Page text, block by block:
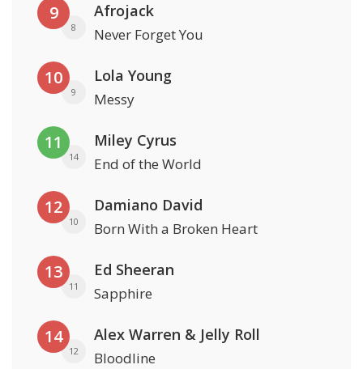
9
8
Afrojack
Never Forget You
10
9
Lola Young
Messy
11
14
Miley Cyrus
End of the World
12
10
Damiano David
Born With a Broken Heart
13
11
Ed Sheeran
Sapphire
14
12
Alex Warren & Jelly Roll
Bloodline